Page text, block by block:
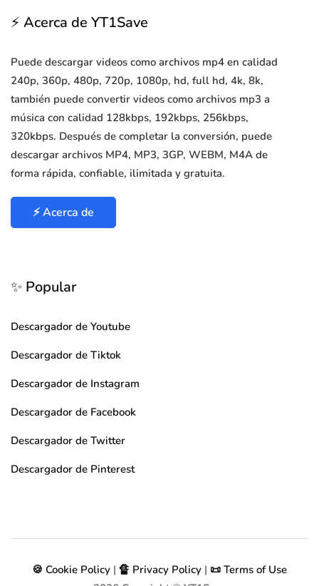
⚡ Acerca de YT1Save
Puede descargar videos como archivos mp4 en calidad
240p, 360p, 480p, 720p, 1080p, hd, full hd, 4k, 8k,
también puede convertir videos como archivos mp3 a
música con calidad 128kbps, 192kbps, 256kbps,
320kbps. Después de completar la conversión, puede
descargar archivos MP4, MP3, 3GP, WEBM, M4A de
forma rápida, confiable, ilimitada y gratuita.
⚡ Acerca de
✨ Popular
Descargador de Youtube
Descargador de Tiktok
Descargador de Instagram
Descargador de Facebook
Descargador de Twitter
Descargador de Pinterest
🍪 Cookie Policy | 🔏 Privacy Policy | 📜 Terms of Use